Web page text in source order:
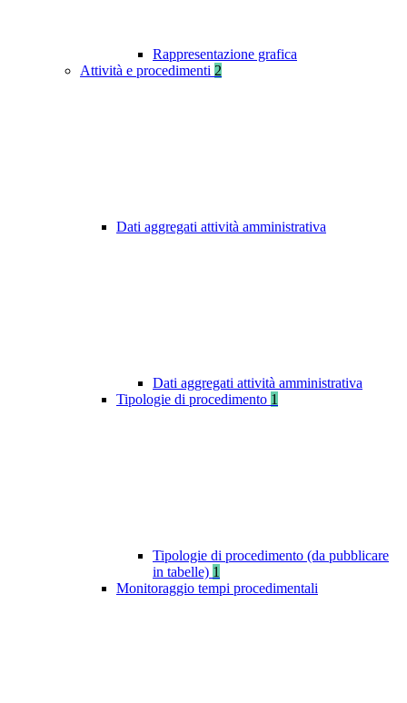
Rappresentazione grafica
Attività e procedimenti 2
Dati aggregati attività amministrativa
Dati aggregati attività amministrativa
Tipologie di procedimento 1
Tipologie di procedimento (da pubblicare
in tabelle) 1
Monitoraggio tempi procedimentali